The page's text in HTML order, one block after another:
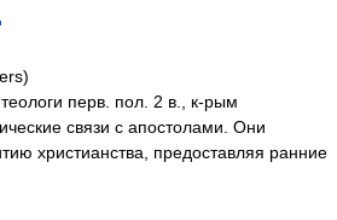
перв. пол. 2 в., к-рым
связи с апостолами. Они
христианства, предоставляя ранние